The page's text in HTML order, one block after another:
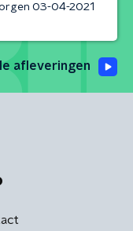
03-04-2021
afleveringen